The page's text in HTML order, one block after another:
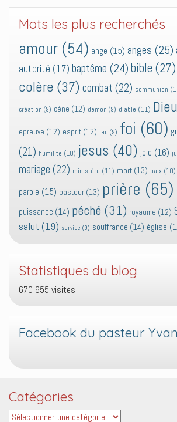
Mots les plus recherchés
amour (54) ange (15) anges (25)
autorité (17) baptême (24) bible (27)
colère (37) combat (22) communion
création (9) cène (12) demon (9) diable (11) Dieu
epreuve (12) esprit (12) feu (9) foi (60)
(21) humilité (10) jesus (40) joie (16)
mariage (22) ministère (11) mort (13) paix (10)
parole (15) pasteur (13) prière (65)
puissance (14) péché (31) royaume (12)
salut (19) service (9) souffrance (14) église
Statistiques du blog
670 655 visites
Facebook du pasteur Yvan
Catégories
Catégories